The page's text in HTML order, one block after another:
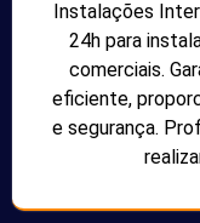
Instalações
24h para
comerciais.
eficiente,
e segurança.